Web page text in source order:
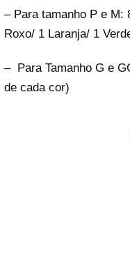
– Para tamanho P e M:
Roxo/ 1 Laranja/ 1
– Para Tamanho G e
de cada cor)